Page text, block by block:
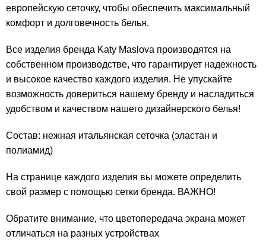
европейскую сеточку, чтобы обеспечить максимальный
комфорт и долговечность белья.
Все изделия бренда Katy Maslova производятся на
собственном производстве, что гарантирует надежность
и высокое качество каждого изделия. Не упускайте
возможность довериться нашему бренду и насладиться
удобством и качеством нашего дизайнерского белья!
Состав: нежная итальянская сеточка (эластан и
полиамид)
На странице каждого изделия вы можете определить
свой размер с помощью сетки бренда. ВАЖНО!
Обратите внимание, что цветопередача экрана может
отличаться на разных устройствах